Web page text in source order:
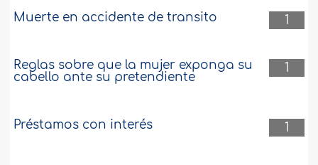
1
Muerte en accidente de transito
1
Reglas sobre que la mujer exponga su
cabello ante su pretendiente
1
Préstamos con interés